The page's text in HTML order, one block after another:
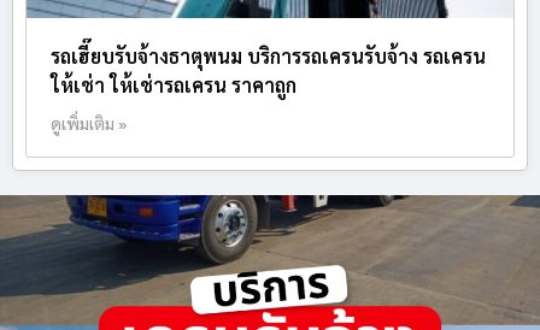
รถเฮี๊ยบรับจ้างธาตุพนม บริการรถเครนรับจ้าง รถเครน
ให้เช่า ให้เช่ารถเครน ราคาถูก
ดูเพิ่มเติม »